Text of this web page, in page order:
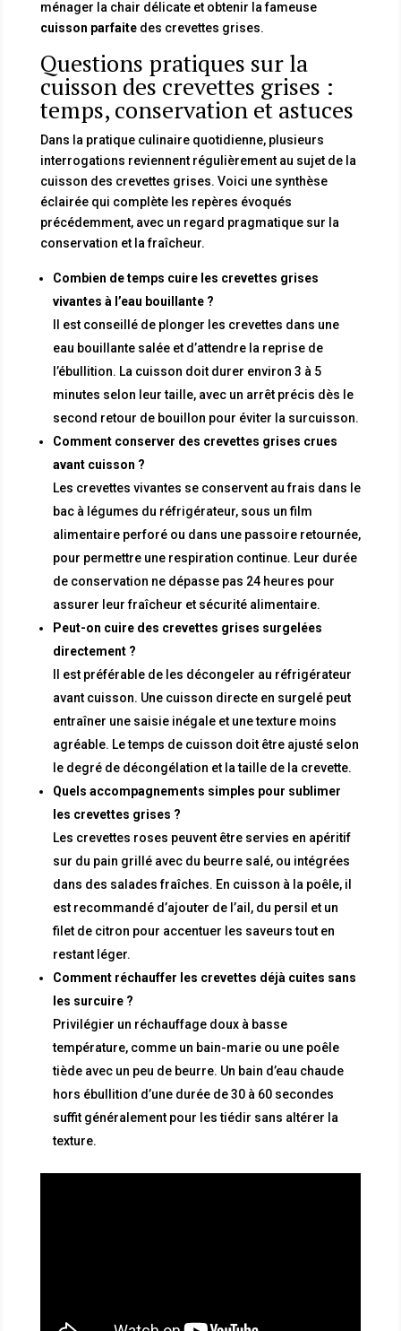
ménager la chair délicate et obtenir la fameuse
cuisson parfaitedes crevettes grises.
Questions pratiques sur la
cuisson des crevettes grises :
temps, conservation et astuces
Dans la pratique culinaire quotidienne, plusieurs
interrogations reviennent régulièrement au sujet de la
cuisson des crevettes grises. Voici une synthèse
éclairée qui complète les repères évoqués
précédemment, avec un regard pragmatique sur la
conservation et la fraîcheur.
Combien de temps cuire les crevettes grises
vivantes à l’eau bouillante ?
Il est conseillé de plonger les crevettes dans une
eau bouillante salée et d’attendre la reprise de
l’ébullition. La cuisson doit durer environ 3 à 5
minutes selon leur taille, avec un arrêt précis dès le
second retour de bouillon pour éviter la surcuisson.
Comment conserver des crevettes grises crues
avant cuisson ?
Les crevettes vivantes se conservent au frais dans le
bac à légumes du réfrigérateur, sous un film
alimentaire perforé ou dans une passoire retournée,
pour permettre une respiration continue. Leur durée
de conservation ne dépasse pas 24 heures pour
assurer leur fraîcheur et sécurité alimentaire.
Peut-on cuire des crevettes grises surgelées
directement ?
Il est préférable de les décongeler au réfrigérateur
avant cuisson. Une cuisson directe en surgelé peut
entraîner une saisie inégale et une texture moins
agréable. Le temps de cuisson doit être ajusté selon
le degré de décongélation et la taille de la crevette.
Quels accompagnements simples pour sublimer
les crevettes grises ?
Les crevettes roses peuvent être servies en apéritif
sur du pain grillé avec du beurre salé, ou intégrées
dans des salades fraîches. En cuisson à la poêle, il
est recommandé d’ajouter de l’ail, du persil et un
filet de citron pour accentuer les saveurs tout en
restant léger.
Comment réchauffer les crevettes déjà cuites sans
les surcuire ?
Privilégier un réchauffage doux à basse
température, comme un bain-marie ou une poêle
tiède avec un peu de beurre. Un bain d’eau chaude
hors ébullition d’une durée de 30 à 60 secondes
suffit généralement pour les tiédir sans altérer la
texture.